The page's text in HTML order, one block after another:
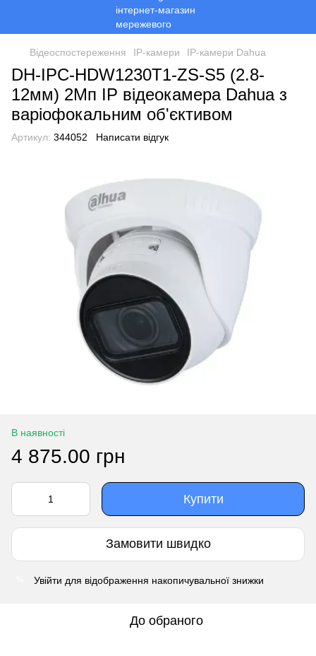
Відеоспостереження ІР-камери ІР-камери Dahua
DH-IPC-HDW1230T1-ZS-S5 (2.8-
12мм) 2Mп IP відеокамера Dahua з
варіофокальним об'єктивом
Артикул: 344052 Написати відгук
В наявності
4 875.00 грн
Купити
Замовити швидко
Увійти для відображення накопичувальної знижки
До обраного